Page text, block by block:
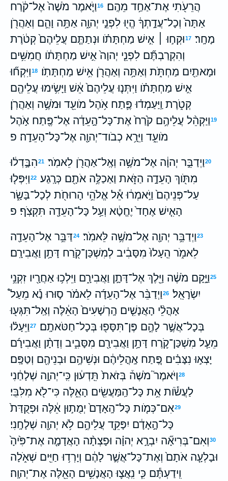
הֲרֵעֹ֖תִי אֶת־אַחַ֥ד מֵהֶֽם׃
16וַיֹּ֤אמֶר מֹשֶׁה֙ אֶל־קֹ֔רַח
אַתָּה֙ וְכָל־עֲדָ֣תְךָ֔ הֱי֖וּ לִפְנֵ֣י יְהוָ֑ה אַתָּ֥ה וָהֵ֛ם וְאַהֲרֹ֖ן
מָחָֽר׃ 17וּקְח֣וּ ׀ אִ֣ישׁ מַחְתָּתֹ֗ו וּנְתַתֶּ֤ם עֲלֵיהֶם֙ קְטֹ֔רֶת
וְהִקְרַבְתֶּ֞ם לִפְנֵ֤י יְהוָה֙ אִ֣ישׁ מַחְתָּתֹ֔ו חֲמִשִּׁ֥ים
וּמָאתַ֖יִם מַחְתֹּ֑ת וְאַתָּ֥ה וְאַהֲרֹ֖ן אִ֥ישׁ מַחְתָּתֹֽו׃
18וַיִּקְח֞וּ
אִ֣ישׁ מַחְתָּתֹ֗ו וַיִּתְּנ֤וּ עֲלֵיהֶם֙ אֵ֔שׁ וַיָּשִׂ֥ימוּ עֲלֵיהֶ֖ם
קְטֹ֑רֶת וַֽיַּעַמְד֗וּ פֶּ֛תַח אֹ֥הֶל מֹועֵ֖ד וּמֹשֶׁ֥ה וְאַהֲרֹֽן׃
19וַיַּקְהֵ֨ל עֲלֵיהֶ֥ם קֹ֙רַח֙ אֶת־כָּל־הָ֣עֵדָ֔ה אֶל־פֶּ֖תַח אֹ֣הֶל
מֹועֵ֑ד וַיֵּרָ֥א כְבֹוד־יְהוָ֖ה אֶל־כָּל־הָעֵדָֽה׃ פ
20וַיְדַבֵּ֣ר יְהוָ֔ה אֶל־מֹשֶׁ֥ה וְאֶֽל־אַהֲרֹ֖ן לֵאמֹֽר׃ 21הִבָּ֣דְל֔וּ
מִתֹּ֖וךְ הָעֵדָ֣ה הַזֹּ֑את וַאַכַלֶּ֥ה אֹתָ֖ם כְּרָֽגַע׃ 22וַיִּפְּל֤וּ
עַל־פְּנֵיהֶם֙ וַיֹּ֣אמְר֔וּ אֵ֕ל אֱלֹהֵ֥י הָרוּחֹ֖ת לְכָל־בָּשָׂ֑ר
הָאִ֤ישׁ אֶחָד֙ יֶחֱטָ֔א וְעַ֥ל כָּל־הָעֵדָ֖ה תִּקְצֹֽף׃ פ
23וַיְדַבֵּ֥ר יְהוָ֖ה אֶל־מֹשֶׁ֥ה לֵּאמֹֽר׃ 24דַּבֵּ֥ר אֶל־הָעֵדָ֖ה
לֵאמֹ֑ר הֵֽעָלוּ֙ מִסָּבִ֔יב לְמִשְׁכַּן־קֹ֖רַח דָּתָ֥ן וַאֲבִירָֽם׃
25וַיָּ֣קָם מֹשֶׁ֔ה וַיֵּ֖לֶךְ אֶל־דָּתָ֣ן וַאֲבִירָ֑ם וַיֵּלְכ֥וּ אַחֲרָ֖יו זִקְנֵ֥י
יִשְׂרָאֵֽל׃ 26וַיְדַבֵּ֨ר אֶל־הָעֵדָ֜ה לֵאמֹ֗ר ס֣וּרוּ נָ֡א מֵעַל֩
אָהֳלֵ֨י הָאֲנָשִׁ֤ים הָֽרְשָׁעִים֙ הָאֵ֔לֶּה וְאַֽל־תִּגְּע֖וּ
בְּכָל־אֲשֶׁ֣ר לָהֶ֑ם פֶּן־תִּסָּפ֖וּ בְּכָל־חַטֹּאתָֽם׃
27וַיֵּעָל֗וּ
מֵעַ֧ל מִשְׁכַּן־קֹ֛רֶח דָּתָ֥ן וַאֲבִירָ֖ם מִסָּבִ֑יב וְדָתָ֨ן וַאֲבִירָ֜ם
יָצְא֣וּ נִצָּבִ֗ים פֶּ֚תַח אָֽהֳלֵיהֶ֔ם וּנְשֵׁיהֶ֥ם וּבְנֵיהֶ֖ם וְטַפָּֽם׃
28וַיֹּאמֶר֮ מֹשֶׁה֒ בְּזֹאת֙ תֵּֽדְע֔וּן כִּֽי־יְהוָ֣ה שְׁלָחַ֔נִי
לַעֲשֹׂ֕ות אֵ֥ת כָּל־הַֽמַּעֲשִׂ֖ים הָאֵ֑לֶּה כִּי־לֹ֖א מִלִּבִּֽי׃
29אִם־כְּמֹ֤ות כָּל־הָֽאָדָם֙ יְמֻת֣וּן אֵ֔לֶּה וּפְקֻדַּת֙
כָּל־הָ֣אָדָ֔ם יִפָּקֵ֖ד עֲלֵיהֶ֑ם לֹ֥א יְהוָ֖ה שְׁלָחָֽנִי׃
30וְאִם־בְּרִיאָ֞ה יִבְרָ֣א יְהוָ֗ה וּפָצְתָ֨ה הָאֲדָמָ֤ה אֶת־פִּ֙יהָ֙
וּבָלְעָ֤ה אֹתָם֙ וְאֶת־כָּל־אֲשֶׁ֣ר לָהֶ֔ם וְיָרְד֥וּ חַיִּ֖ים שְׁאֹ֑לָה
וִֽידַעְתֶּ֕ם כִּ֧י נִֽאֲצ֛וּ הָאֲנָשִׁ֥ים הָאֵ֖לֶּה אֶת־יְהוָֽה׃